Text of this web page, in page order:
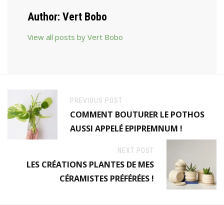
Author: Vert Bobo
View all posts by Vert Bobo
PREVIOUS POST
COMMENT BOUTURER LE POTHOS
AUSSI APPELÉ EPIPREMNUM !
NEXT POST
LES CRÉATIONS PLANTES DE MES
CÉRAMISTES PRÉFÉRÉES !